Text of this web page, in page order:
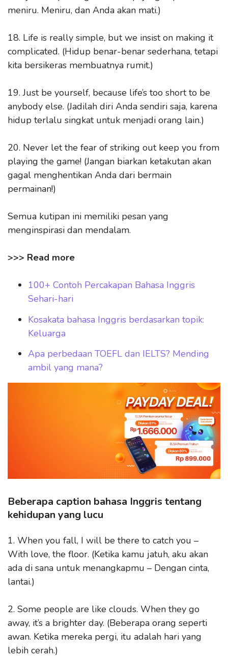
meniru. Meniru, dan Anda akan mati.)
18. Life is really simple, but we insist on making it
complicated. (Hidup benar-benar sederhana, tetapi
kita bersikeras membuatnya rumit.)
19. Just be yourself, because life’s too short to be
anybody else. (Jadilah diri Anda sendiri saja, karena
hidup terlalu singkat untuk menjadi orang lain.)
20. Never let the fear of striking out keep you from
playing the game! (Jangan biarkan ketakutan akan
gagal menghentikan Anda dari bermain
permainan!)
Semua kutipan ini memiliki pesan yang
menginspirasi dan mendalam.
>>> Read more
100+ Contoh Percakapan Bahasa Inggris
Sehari-hari
Kosakata bahasa Inggris berdasarkan topik:
Keluarga
Apa perbedaan TOEFL dan IELTS? Mending
ambil yang mana?
Beberapa caption bahasa Inggris tentang
kehidupan yang lucu
1. When you fall, I will be there to catch you –
With love, the floor. (Ketika kamu jatuh, aku akan
ada di sana untuk menangkapmu – Dengan cinta,
lantai.)
2. Some people are like clouds. When they go
away, it’s a brighter day. (Beberapa orang seperti
awan. Ketika mereka pergi, itu adalah hari yang
lebih cerah.)